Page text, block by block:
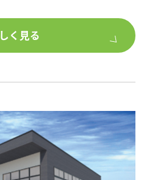
くさん並べた図書室」
」として趣味を楽しむな
間を設けているため、屋内
テラス空間としても活用で
とで視界が抜け、空間が
く見る